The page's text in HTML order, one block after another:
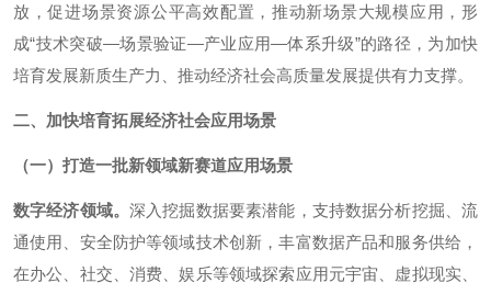
放，促进场景资源公平高效配置，推动新场景大规模应用，形
成“技术突破—场景验证—产业应用—体系升级”的路径，为加快
培育发展新质生产力、推动经济社会高质量发展提供有力支撑。
二、加快培育拓展经济社会应用场景
（一）打造一批新领域新赛道应用场景
数字经济领域。深入挖掘数据要素潜能，支持数据分析挖掘、流
通使用、安全防护等领域技术创新，丰富数据产品和服务供给，
在办公、社交、消费、娱乐等领域探索应用元宇宙、虚拟现实、